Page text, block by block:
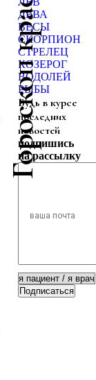
Гороскоп красоты
ДЕВА
ВЕСЫ
СКОРПИОН
СТРЕЛЕЦ
КОЗЕРОГ
ВОДОЛЕЙ
РЫБЫ
Будь в курсе
последних
новостей
подпишись
на рассылку
Подписаться